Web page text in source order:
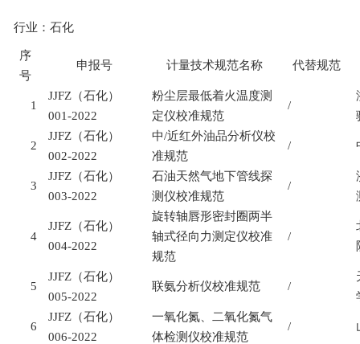
行业：石化
序
号
申报号 计量技术规范名称 代替规范
1
JJFZ （石化）
001-2022
粉尘层最低着火温度测
定仪校准规范
/
2
JJFZ （石化）
002-2022
中/近红外油品分析仪校
准规范
/
3
JJFZ （石化）
003-2022
石油天然气地下管线探
测仪校准规范
/
4
JJFZ （石化）
004-2022
旋转轴唇形密封圈两半
轴式径向力测定仪校准
规范
/
5
JJFZ （石化）
005-2022
联氨分析仪校准规范 /
6
JJFZ （石化）
006-2022
一氧化氮、二氧化氮气
体检测仪校准规范
/